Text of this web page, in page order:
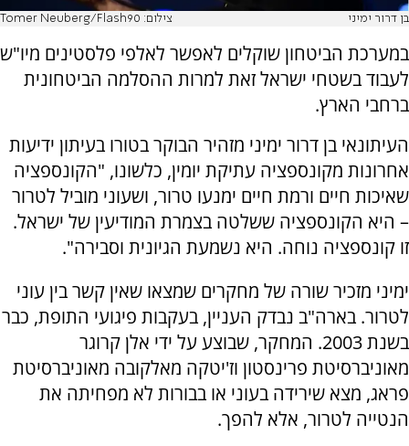
בן דרור ימיני צילום: Tomer Neuberg/Flash90
במערכת הביטחון שוקלים לאפשר לאלפי פלסטינים מיו"ש
לעבוד בשטחי ישראל זאת למרות ההסלמה הביטחונית
ברחבי הארץ.
העיתונאי בן דרור ימיני מזהיר הבוקר בטורו בעיתון ידיעות
אחרונות מקונספציה עתיקת יומין, כלשונו, "הקונספציה
שאיכות חיים ורמת חיים ימנעו טרור, ושעוני מוביל לטרור
– היא הקונספציה ששלטה בצמרת המודיעין של ישראל.
זו קונספציה נוחה. היא נשמעת הגיונית וסבירה".
ימיני מזכיר שורה של מחקרים שמצאו שאין קשר בין עוני
לטרור. בארה"ב נבדק העניין, בעקבות פיגועי התופת, כבר
בשנת 2003. המחקר, שבוצע על ידי אלן קרוגר
מאוניברסיטת פרינסטון וז'יטקה מאלקובה מאוניברסיטת
פראג, מצא שירידה בעוני או בבורות לא מפחיתה את
הנטייה לטרור, אלא להפך.